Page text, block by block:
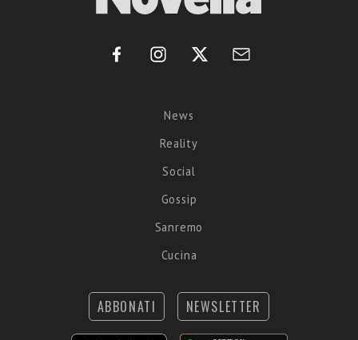
News
Reality
Social
Gossip
Sanremo
Cucina
ABBONATI NEWSLETTER